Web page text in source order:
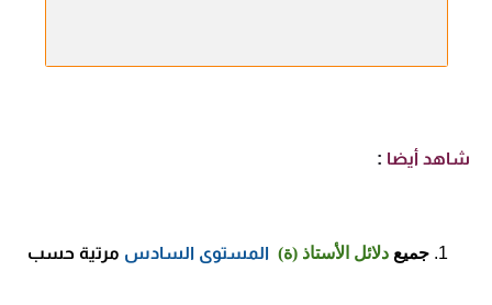
شاهد أيضا :
جميع دلائل الأستاذ (ة) المستوى السادس مرتية حسب